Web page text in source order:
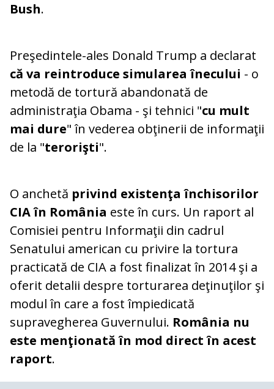
Bush.
Preşedintele-ales Donald Trump a declarat
că va reintroduce simularea înecului - o
metodă de tortură abandonată de
administraţia Obama - şi tehnici "cu mult
mai dure" în vederea obţinerii de informaţii
de la "terorişti".
O anchetă privind existenţa închisorilor
CIA în România este în curs. Un raport al
Comisiei pentru Informaţii din cadrul
Senatului american cu privire la tortura
practicată de CIA a fost finalizat în 2014 şi a
oferit detalii despre torturarea deţinuţilor şi
modul în care a fost împiedicată
supravegherea Guvernului. România nu
este menţionată în mod direct în acest
raport.